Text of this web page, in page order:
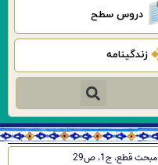
دروس سطح
زندگینامه
جستجو
مبحث قطع، ج1، ص29